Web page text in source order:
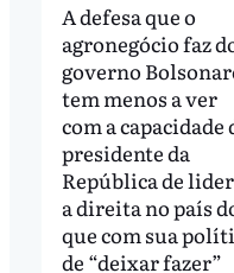
A defesa que o
agronegócio faz
governo
tem menos a ver
com a capacidade
presidente da
República de
a direita no país
que com sua
de “deixar fazer”